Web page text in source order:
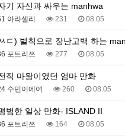
기 자신과 싸우는 manhwa
아라셀리 231 08.05
ㄷ) 벌칙으로 장난고백 하는
포트리쯔 277 08.05
직 마왕이였던 엄마 만화
수민이에여 260 08.05
평범한 일상 만화- ISLAND II
포트리쯔 164 08.05